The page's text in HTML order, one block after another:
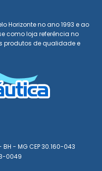
Horizonte no ano 1993 e ao
como loja referência no
produtos de qualidade e
- MG CEP 30.160-043
0049